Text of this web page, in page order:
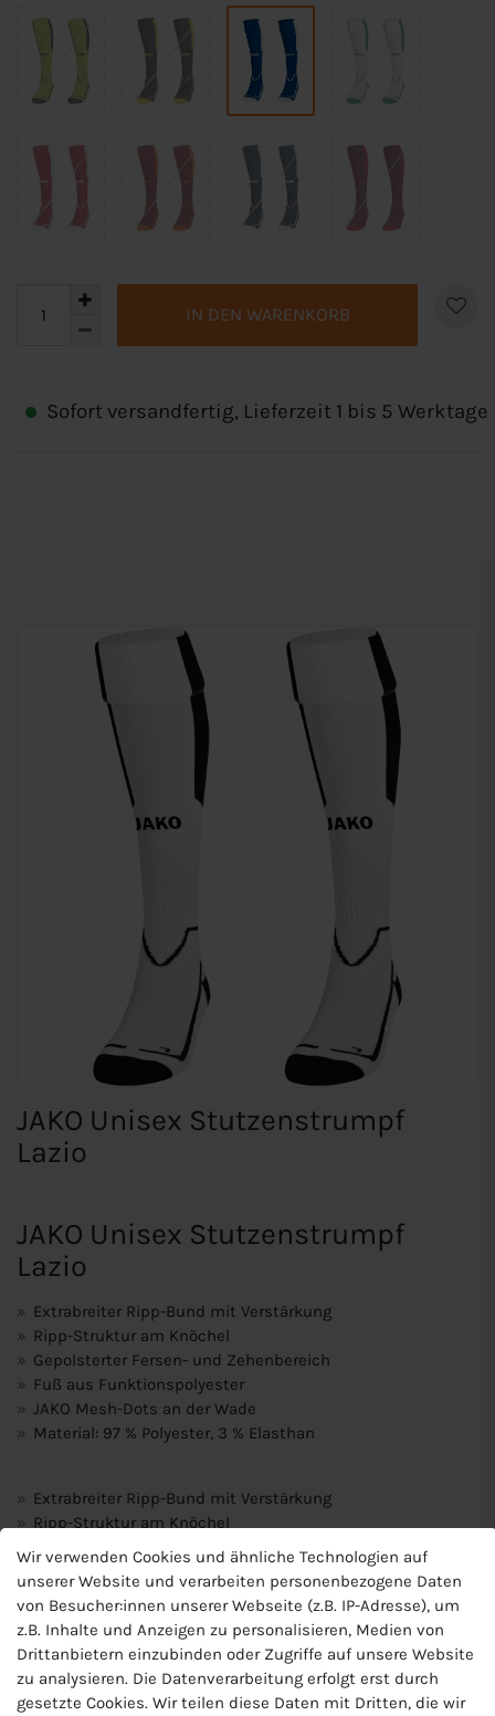
IN DEN WARENKORB
Sofort versandfertig, Lieferzeit 1 bis 5 Werktage
JAKO Unisex Stutzenstrumpf
Lazio
JAKO Unisex Stutzenstrumpf
Lazio
Extrabreiter Ripp-Bund mit Verstärkung
Ripp-Struktur am Knöchel
Gepolsterter Fersen- und Zehenbereich
Fuß aus Funktionspolyester
JAKO Mesh-Dots an der Wade
Material: 97 % Polyester, 3 % Elasthan
Extrabreiter Ripp-Bund mit Verstärkung
Ripp-Struktur am Knöchel
Gepolsterter Fersen- und Zehenbereich
Fuß aus Funktionspolyester
Produktnummer
J-3866-U
Hersteller
Jako
Wir verwenden Cookies und ähnliche Technologien auf
unserer Website und verarbeiten personenbezogene Daten
von Besucher:innen unserer Webseite (z.B. IP-Adresse), um
z.B. Inhalte und Anzeigen zu personalisieren, Medien von
Drittanbietern einzubinden oder Zugriffe auf unsere Website
zu analysieren. Die Datenverarbeitung erfolgt erst durch
gesetzte Cookies. Wir teilen diese Daten mit Dritten, die wir